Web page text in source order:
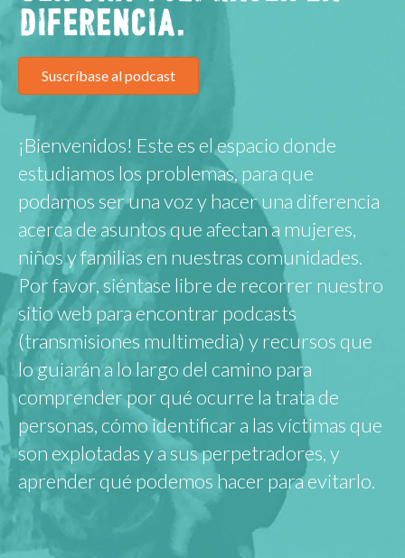
Suscríbase al podcast
¡Bienvenidos! Este es el espacio donde
estudiamos los problemas, para que
podamos ser una voz y hacer una diferencia
acerca de asuntos que afectan a mujeres,
niños y familias en nuestras comunidades.
Por favor, siéntase libre de recorrer nuestro
sitio web para encontrar podcasts
(transmisiones multimedia) y recursos que
lo guiarán a lo largo del camino para
comprender por qué ocurre la trata de
personas, cómo identificar a las víctimas que
son explotadas y a sus perpetradores, y
aprender qué podemos hacer para evitarlo.